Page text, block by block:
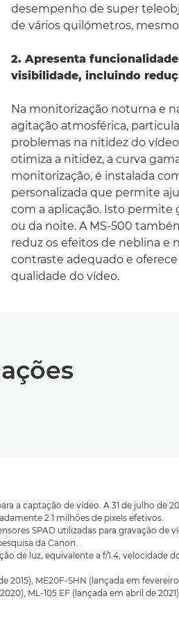
desempenho de super
de vários quilómetros,
2. Apresenta
visibilidade, incluindo
Na monitorização noturna e
agitação atmosférica,
problemas na nitidez do
otimiza a nitidez, a curva
monitorização, é instalada
personalizada que permite
com a aplicação. Isto permite
ou da noite. A MS-500
reduz os efeitos de neblina e
contraste adequado e
qualidade do vídeo.
a captação de vídeo. A 31 de julho de
2.1 milhões de pixels efetivos.
SPAD utilizadas para gravação de
da Canon.
de luz, equivalente a f/1.4, velocidade
2015), ME20F-SHN (lançada em fevereiro
ML-105 EF (lançada em abril de 2021)